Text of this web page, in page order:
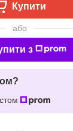
Купити
або
з